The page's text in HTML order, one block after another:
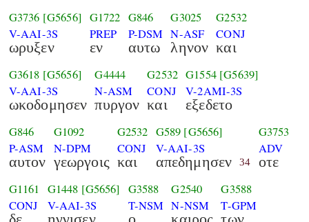
G3736 [G5656]
V-AAI-3S
ωρυξεν
G1722
PREP
εν
G846
P-DSM
αυτω
G3025
N-ASF
ληνον
G2532
CONJ
και
G3618 [G5656]
V-AAI-3S
ωκοδομησεν
G4444
N-ASM
πυργον
G2532
CONJ
και
G1554 [G5639]
V-2AMI-3S
εξεδετο
G846
P-ASM
αυτον
G1092
N-DPM
γεωργοις
G2532
CONJ
και
G589 [G5656]
V-AAI-3S
απεδημησεν 34
G3753
ADV
οτε
G1161
CONJ
G1448 [G5656]
V-AAI-3S
G3588
T-NSM
G2540
N-NSM
G3588
T-GPM